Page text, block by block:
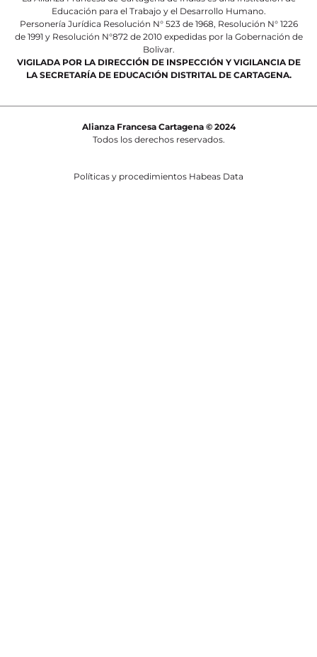
Educación para el Trabajo y el Desarrollo Humano.
Personería Jurídica Resolución N° 523 de 1968, Resolución N° 1226
de 1991 y Resolución N°872 de 2010 expedidas por la Gobernación de
Bolivar.
VIGILADA POR LA DIRECCIÓN DE INSPECCIÓN Y VIGILANCIA DE
LA SECRETARÍA DE EDUCACIÓN DISTRITAL DE CARTAGENA.
Alianza Francesa Cartagena © 2024
Todos los derechos reservados.
Políticas y procedimientos Habeas Data